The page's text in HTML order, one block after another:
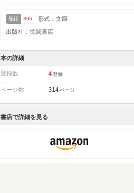
登録 395
形式：文庫
出版社：徳間書店
本の詳細
登録数 4 登録
ページ数 314 ページ
書店で詳細を見る